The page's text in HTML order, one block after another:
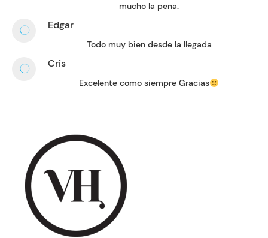
mucho la pena.
Edgar
Todo muy bien desde la llegada
Cris
Excelente como siempre Gracias